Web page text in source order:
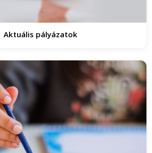
Aktuális pályázatok